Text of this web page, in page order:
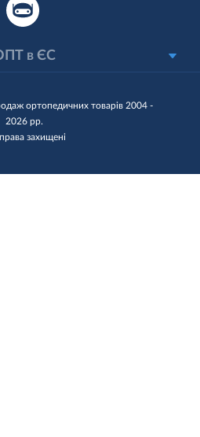
ортопедичних товарів 2004 -
2026 рр.
захищені
в ЄС